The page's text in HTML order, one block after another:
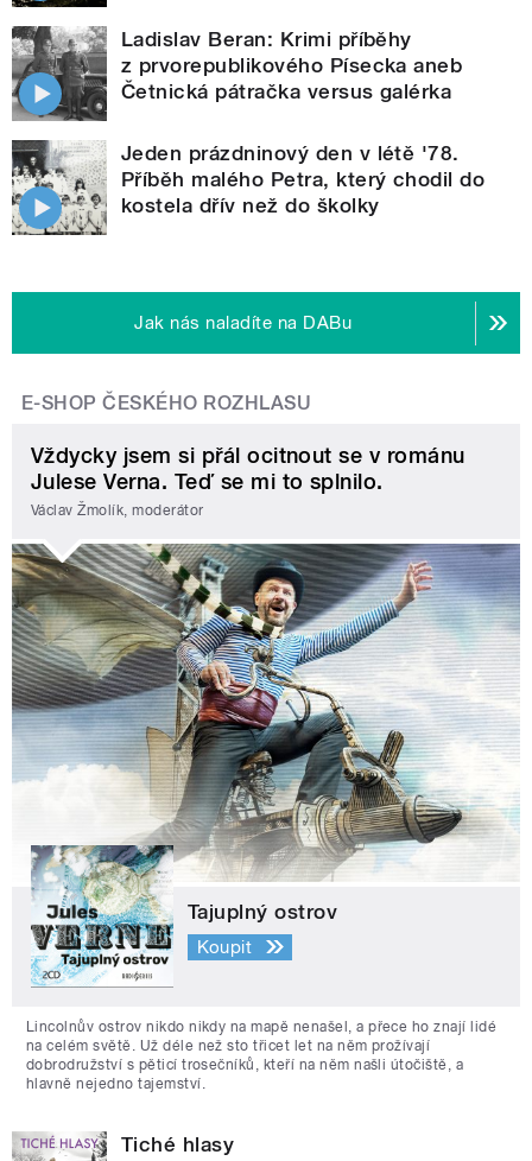
Ladislav Beran: Krimi příběhy
z prvorepublikového Písecka aneb
Četnická pátračka versus galérka
Jeden prázdninový den v létě '78.
Příběh malého Petra, který chodil do
kostela dřív než do školky
Jak nás naladíte na DABu
E-SHOP ČESKÉHO ROZHLASU
Vždycky jsem si přál ocitnout se v románu
Julese Verna. Teď se mi to splnilo.
Václav Žmolík, moderátor
Tajuplný ostrov
Koupit
Lincolnův ostrov nikdo nikdy na mapě nenašel, a přece ho znají lidé
na celém světě. Už déle než sto třicet let na něm prožívají
dobrodružství s pěticí trosečníků, kteří na něm našli útočiště, a
hlavně nejedno tajemství.
Tiché hlasy